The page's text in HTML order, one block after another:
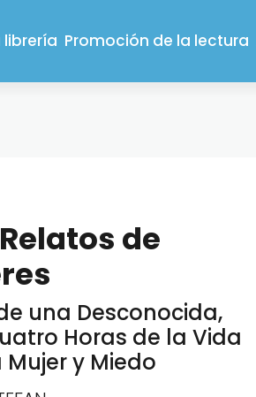
librería Promoción de la lectura
de
una Desconocida,
Horas de la Vida
y Miedo